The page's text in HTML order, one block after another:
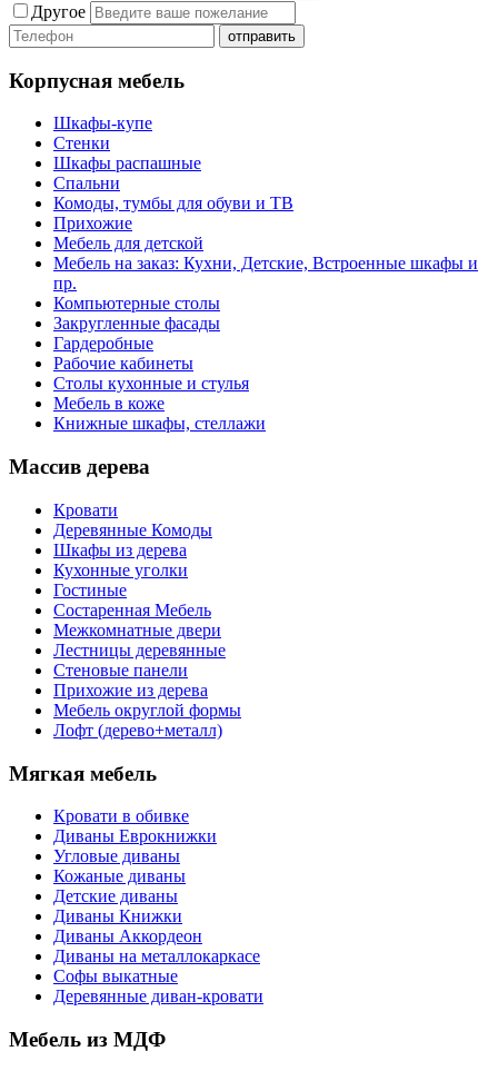
Другое
Корпусная мебель
Шкафы-купе
Стенки
Шкафы распашные
Спальни
Комоды, тумбы для обуви и ТВ
Прихожие
Мебель для детской
Мебель на заказ: Кухни, Детские, Встроенные шкафы и
пр.
Компьютерные столы
Закругленные фасады
Гардеробные
Рабочие кабинеты
Столы кухонные и стулья
Мебель в коже
Книжные шкафы, стеллажи
Массив дерева
Кровати
Деревянные Комоды
Шкафы из дерева
Кухонные уголки
Гостиные
Состаренная Мебель
Межкомнатные двери
Лестницы деревянные
Стеновые панели
Прихожие из дерева
Мебель округлой формы
Лофт (дерево+металл)
Мягкая мебель
Кровати в обивке
Диваны Еврокнижки
Угловые диваны
Кожаные диваны
Детские диваны
Диваны Книжки
Диваны Аккордеон
Диваны на металлокаркасе
Софы выкатные
Деревянные диван-кровати
Мебель из МДФ